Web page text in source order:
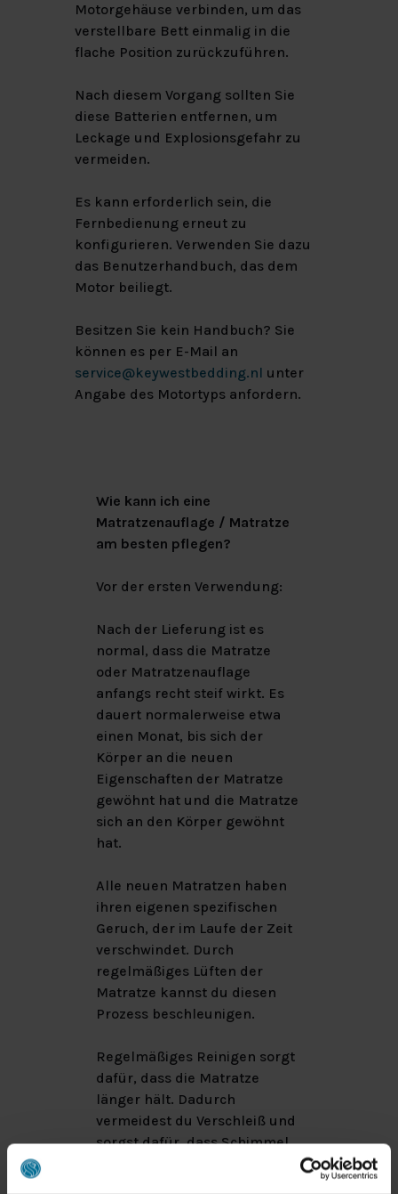
Motorgehäuse verbinden, um das
verstellbare Bett einmalig in die
flache Position zurückzuführen.
Nach diesem Vorgang sollten Sie
diese Batterien entfernen, um
Leckage und Explosionsgefahr zu
vermeiden.
Es kann erforderlich sein, die
Fernbedienung erneut zu
konfigurieren. Verwenden Sie dazu
das Benutzerhandbuch, das dem
Motor beiliegt.
Besitzen Sie kein Handbuch? Sie
können es per E-Mail an
service@keywestbedding.nl unter
Angabe des Motortyps anfordern.
Wie kann ich eine
Matratzenauflage / Matratze
am besten pflegen?
Vor der ersten Verwendung:
Nach der Lieferung ist es
normal, dass die Matratze
oder Matratzenauflage
anfangs recht steif wirkt. Es
dauert normalerweise etwa
einen Monat, bis sich der
Körper an die neuen
Eigenschaften der Matratze
gewöhnt hat und die Matratze
sich an den Körper gewöhnt
hat.
Alle neuen Matratzen haben
ihren eigenen spezifischen
Geruch, der im Laufe der Zeit
verschwindet. Durch
regelmäßiges Lüften der
Matratze kannst du diesen
Prozess beschleunigen.
Regelmäßiges Reinigen sorgt
dafür, dass die Matratze
länger hält. Dadurch
vermeidest du Verschleiß und
sorgst dafür, dass Schimmel,